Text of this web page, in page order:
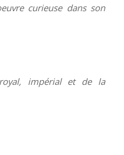
curieuse dans son
impérial et de la